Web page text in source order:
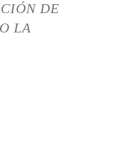
DE
LA